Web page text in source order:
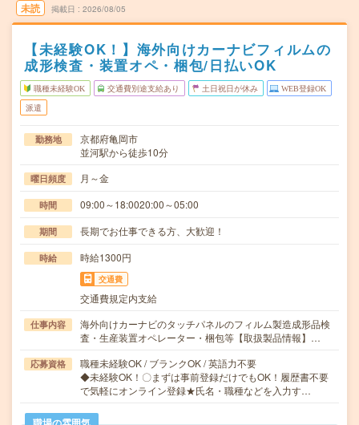
未読 掲載日 2026/08/05
【未経験OK！】海外向けカーナビフィルムの
成形検査・装置オペ・梱包/日払いOK
職種未経験OK 交通費別途支給あり 土日祝日が休み WEB登録OK
派遣
勤務地
京都府亀岡市
並河駅から徒歩10分
曜日頻度 月～金
時間 09:00～18:0020:00～05:00
期間 長期でお仕事できる方、大歓迎！
時給 時給1300円
交通費
交通費規定内支給
仕事内容
海外向けカーナビのタッチパネルのフィルム製造成形品検
査・生産装置オペレーター・梱包等【取扱製品情報】…
応募資格
職種未経験OK / ブランクOK / 英語力不要
◆未経験OK！〇まずは事前登録だけでもOK！履歴書不要
で気軽にオンライン登録★氏名・職種などを入力す…